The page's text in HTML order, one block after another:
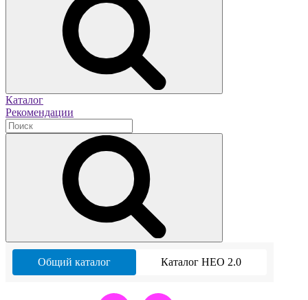
Каталог
Рекомендации
Общий каталог Каталог НЕО 2.0